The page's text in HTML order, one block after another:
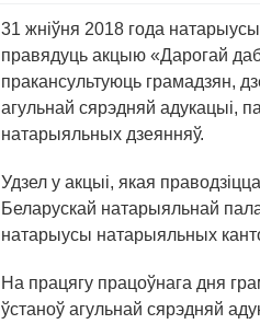
31 жніўня 2018 года
правядуць акцыю «Дарогай
пракансультуюць грамадзян,
агульнай сярэдняй адукацыі,
натарыяльных дзеянняў.
Удзел у акцыі, якая
Беларускай натарыяльнай
натарыусы натарыяльных
На працягу працоўнага дня
ўстаноў агульнай сярэдняй